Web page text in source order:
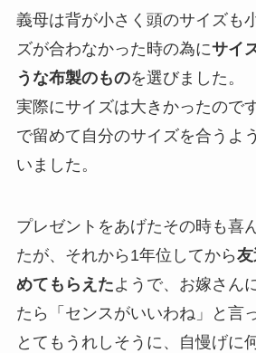
義母は背が小さく頭のサイズも
ズが合わなかった時の為にサイ
うな布製のものを選びました。
実際にサイズは大きかったので
で留めて自分のサイズを合うよ
いました。
プレゼントをあげたその時も喜
たが、それから1年位してから
めてもらえたようで、お嫁さん
たら「センスがいいわね」と言
とてもうれしそうに、自慢げに